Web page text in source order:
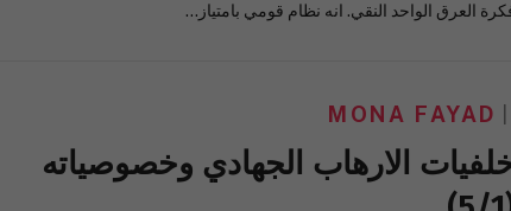
العرق الواحد النقي. انه نظام قومي بامتياز…
MONA FAYAD
الارهاب الجهادي وخصوصياته